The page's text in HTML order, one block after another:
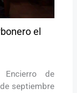
el
Encierro de
septiembre